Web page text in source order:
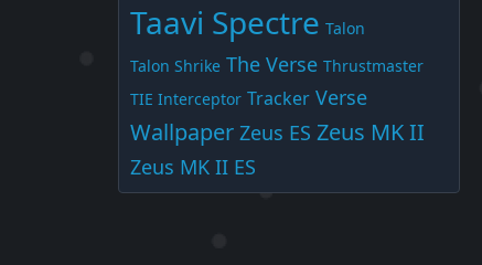
Taavi Spectre Talon
Talon Shrike The Verse Thrustmaster
TIE Interceptor Tracker Verse
Wallpaper Zeus ES Zeus MK II
Zeus MK II ES